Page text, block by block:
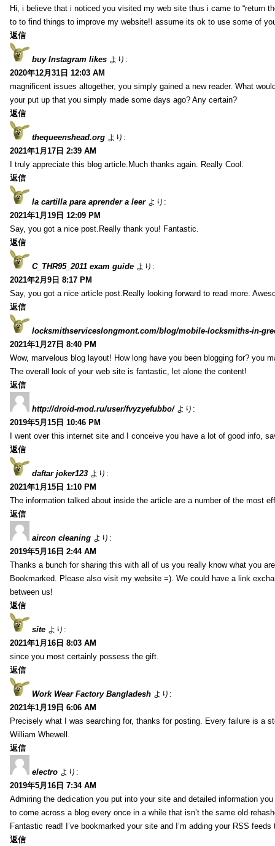
Hi, i believe that i noticed you visited my web site thus i came to “return
to to find things to improve my website!I assume its ok to use some of
返信
buy Instagram likes より:
2020年12月31日 12:03 AM
magnificent issues altogether, you simply gained a new reader. What
your put up that you simply made some days ago? Any certain?
返信
thequeenshead.org より:
2021年1月17日 2:39 AM
I truly appreciate this blog article.Much thanks again. Really Cool.
返信
la cartilla para aprender a leer より:
2021年1月19日 12:09 PM
Say, you got a nice post.Really thank you! Fantastic.
返信
C_THR95_2011 exam guide より:
2021年2月9日 8:17 PM
Say, you got a nice article post.Really looking forward to read more.
返信
locksmithserviceslongmont.com/blog/mobile-locksmiths-in-
2021年1月27日 8:40 PM
Wow, marvelous blog layout! How long have you been blogging for? you
The overall look of your web site is fantastic, let alone the content!
返信
http://droid-mod.ru/user/fvyzyefubbo/ より:
2019年5月15日 10:46 PM
I went over this internet site and I conceive you have a lot of good info,
返信
daftar joker123 より:
2021年1月15日 1:10 PM
The information talked about inside the article are a number of the most
返信
aircon cleaning より:
2019年5月16日 2:44 AM
Thanks a bunch for sharing this with all of us you really know what you
Bookmarked. Please also visit my website =). We could have a link
between us!
返信
site より:
2021年1月16日 8:03 AM
since you most certainly possess the gift.
返信
Work Wear Factory Bangladesh より:
2021年1月19日 6:06 AM
Precisely what I was searching for, thanks for posting. Every failure is a
William Whewell.
返信
electro より:
2019年5月16日 7:34 AM
Admiring the dedication you put into your site and detailed information you
to come across a blog every once in a while that isn’t the same old
Fantastic read! I’ve bookmarked your site and I’m adding your RSS
返信